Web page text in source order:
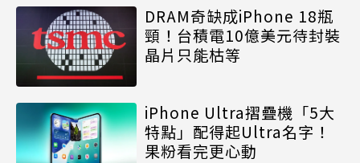
DRAM奇缺成iPhone 18瓶
頸！台積電10億美元待封裝
晶片只能枯等
iPhone Ultra摺疊機「5大
特點」配得起Ultra名字！
果粉看完更心動